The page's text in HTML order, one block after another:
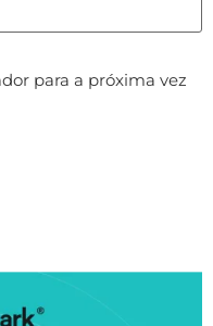
para a próxima vez